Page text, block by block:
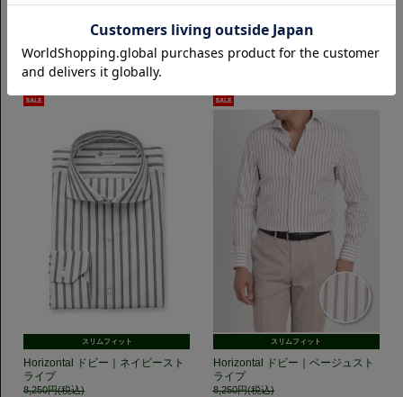
SemiWide 14ゲージ天竺ニット｜
ホワイト
9,350円(税込)
SemiWide 14ゲージ天竺ニット｜
ネイビー
9,350円(税込)
スリムフィット
Horizontal ドビー｜ネイビースト
ライプ
8,250円(税込)
スリムフィット
Horizontal ドビー｜ベージュスト
ライプ
8,250円(税込)